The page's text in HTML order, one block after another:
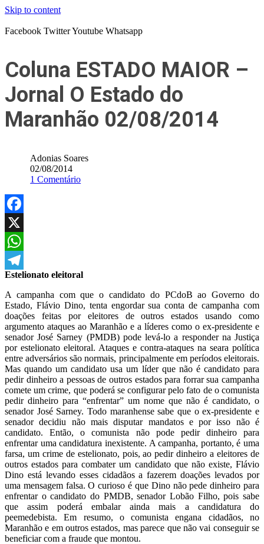
Skip to content
Facebook TwitterYoutube Whatsapp
Coluna ESTADO MAIOR –
Jornal O Estado do
Maranhão 02/08/2014
Adonias Soares
02/08/2014
1 Comentário
Facebook
X
WhatsApp
Telegram
Estelionato eleitoral
A campanha com que o candidato do PCdoB ao Governo do
Estado, Flávio Dino, tenta engordar sua conta de campanha com
doações feitas por eleitores de outros estados usando como
argumento ataques ao Maranhão e a líderes como o ex-presidente e
senador José Sarney (PMDB) pode levá-lo a responder na Justiça
por estelionato eleitoral. Ataques e contra-ataques na seara política
entre adversários são normais, principalmente em períodos eleitorais.
Mas quando um candidato usa um líder que não é candidato para
pedir dinheiro a pessoas de outros estados para forrar sua campanha
comete um crime, que poderá se configurar pelo fato de o comunista
pedir dinheiro para “enfrentar” um nome que não é candidato, o
senador José Sarney. Todo maranhense sabe que o ex-presidente e
senador decidiu não mais disputar mandatos e por isso não é
candidato. Então, o comunista não pode pedir dinheiro para
enfrentar uma candidatura inexistente. A campanha, portanto, é uma
farsa, um crime de estelionato, pois, ao pedir dinheiro a eleitores de
outros estados para combater um candidato que não existe, Flávio
Dino está levando esses cidadãos a fazerem doações levados por
uma mensagem falsa. O curioso é que Dino não pede dinheiro para
enfrentar o candidato do PMDB, senador Lobão Filho, pois sabe
que assim poderá embalar ainda mais a candidatura do
peemedebista. Em resumo, o comunista engana cidadãos, no
Maranhão e em outros estados, mas parece que não vai conseguir se
beneficiar com a fraude que montou.